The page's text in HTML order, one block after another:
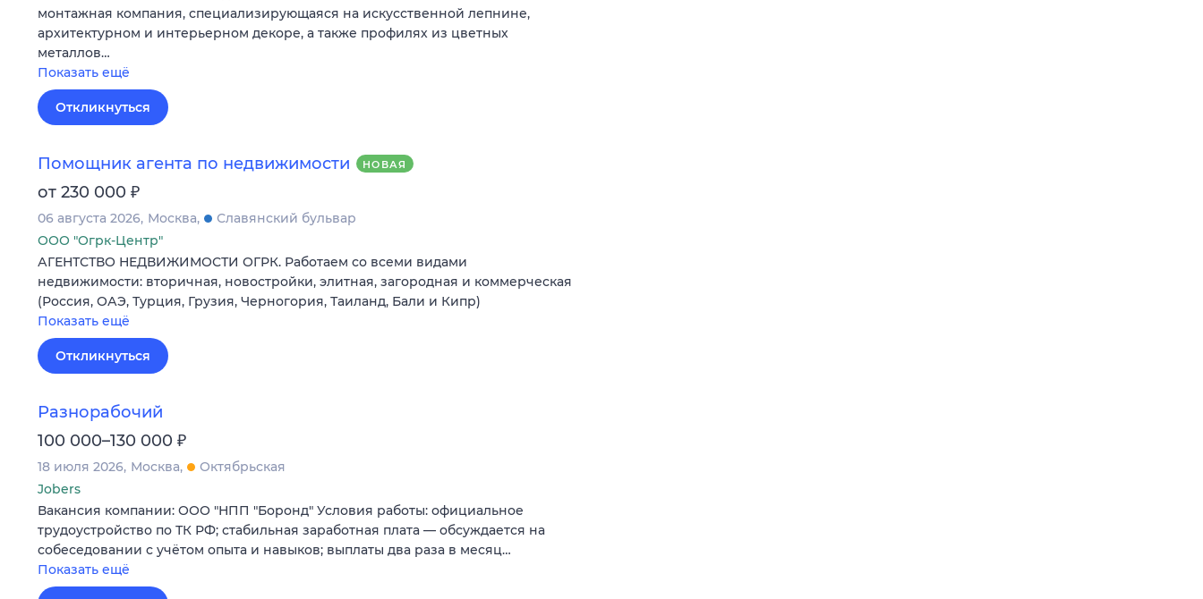
монтажная компания, специализирующаяся на искусственной лепнине,
архитектурном и интерьерном декоре, а также профилях из цветных
металлов…
Показать ещё
Откликнуться
Помощник агента по недвижимости НОВАЯ
от 230 000 ₽
06 августа 2026 Москва
Славянский бульвар
ООО "Огрк-Центр"
АГЕНТСТВО НЕДВИЖИМОСТИ ОГРК. Работаем со всеми видами
недвижимости: вторичная, новостройки, элитная, загородная и коммерческая
(Россия, ОАЭ, Турция, Грузия, Черногория, Таиланд, Бали и Кипр)
Показать ещё
Откликнуться
Разнорабочий
100 000–130 000 ₽
18 июля 2026 Москва
Октябрьская
Jobers
Вакансия компании: ООО "НПП "Боронд" Условия работы: официальное
трудоустройство по ТК РФ; стабильная заработная плата — обсуждается на
собеседовании с учётом опыта и навыков; выплаты два раза в месяц…
Показать ещё